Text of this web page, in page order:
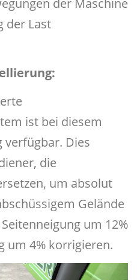
der Last
ist bei diesem
Dies
die
um absolut
Gelände
um 12%
um 4% korrigieren.